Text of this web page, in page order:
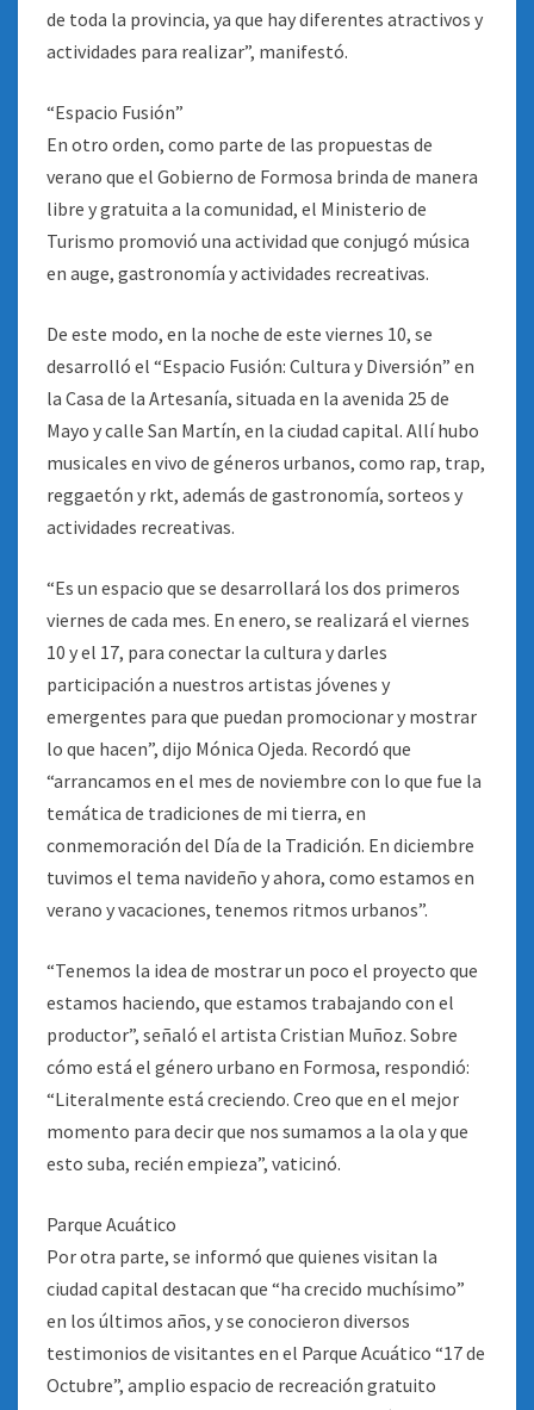
de toda la provincia, ya que hay diferentes atractivos y
actividades para realizar”, manifestó.
“Espacio Fusión”
En otro orden, como parte de las propuestas de
verano que el Gobierno de Formosa brinda de manera
libre y gratuita a la comunidad, el Ministerio de
Turismo promovió una actividad que conjugó música
en auge, gastronomía y actividades recreativas.
De este modo, en la noche de este viernes 10, se
desarrolló el “Espacio Fusión: Cultura y Diversión” en
la Casa de la Artesanía, situada en la avenida 25 de
Mayo y calle San Martín, en la ciudad capital. Allí hubo
musicales en vivo de géneros urbanos, como rap, trap,
reggaetón y rkt, además de gastronomía, sorteos y
actividades recreativas.
“Es un espacio que se desarrollará los dos primeros
viernes de cada mes. En enero, se realizará el viernes
10 y el 17, para conectar la cultura y darles
participación a nuestros artistas jóvenes y
emergentes para que puedan promocionar y mostrar
lo que hacen”, dijo Mónica Ojeda. Recordó que
“arrancamos en el mes de noviembre con lo que fue la
temática de tradiciones de mi tierra, en
conmemoración del Día de la Tradición. En diciembre
tuvimos el tema navideño y ahora, como estamos en
verano y vacaciones, tenemos ritmos urbanos”.
“Tenemos la idea de mostrar un poco el proyecto que
estamos haciendo, que estamos trabajando con el
productor”, señaló el artista Cristian Muñoz. Sobre
cómo está el género urbano en Formosa, respondió:
“Literalmente está creciendo. Creo que en el mejor
momento para decir que nos sumamos a la ola y que
esto suba, recién empieza”, vaticinó.
Parque Acuático
Por otra parte, se informó que quienes visitan la
ciudad capital destacan que “ha crecido muchísimo”
en los últimos años, y se conocieron diversos
testimonios de visitantes en el Parque Acuático “17 de
Octubre”, amplio espacio de recreación gratuito